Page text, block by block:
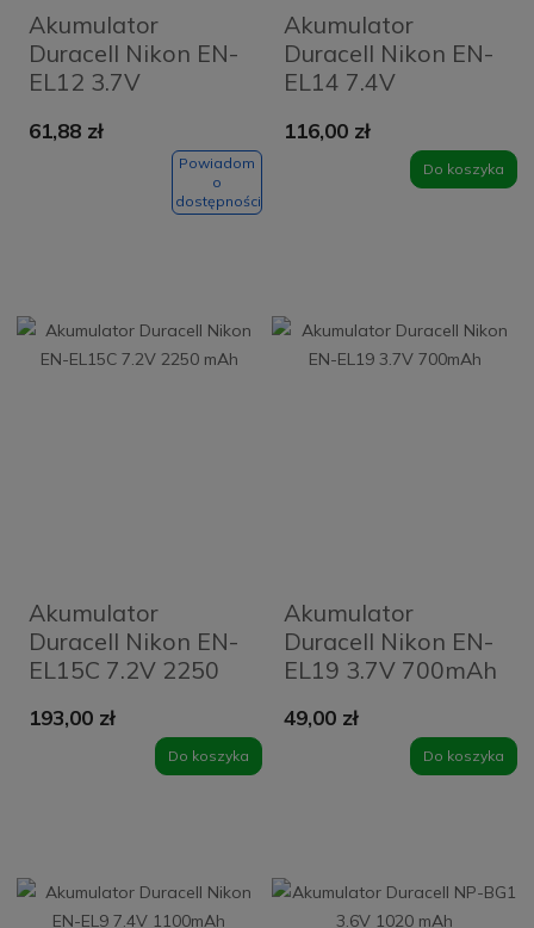
Akumulator
Duracell Nikon EN-
EL12 3.7V
61,88 zł
Powiadom
o
dostępności
Akumulator
Duracell Nikon EN-
EL14 7.4V
116,00 zł
Do koszyka
Akumulator
Duracell Nikon EN-
EL15C 7.2V 2250
193,00 zł
Do koszyka
Akumulator
Duracell Nikon EN-
EL19 3.7V 700mAh
49,00 zł
Do koszyka